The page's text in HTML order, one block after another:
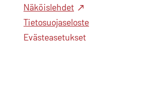
Näköislehdet
Tietosuojaseloste
Evästeasetukset